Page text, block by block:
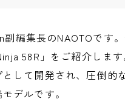
編集長のNAOTOです
58R」をご紹介しま
して開発され、圧倒的
デルです。